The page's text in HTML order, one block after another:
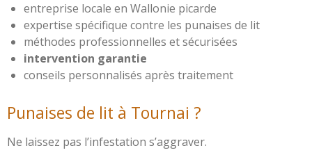
entreprise locale en Wallonie picarde
expertise spécifique contre les punaises de lit
méthodes professionnelles et sécurisées
intervention garantie
conseils personnalisés après traitement
Punaises de lit à Tournai ?
Ne laissez pas l’infestation s’aggraver.